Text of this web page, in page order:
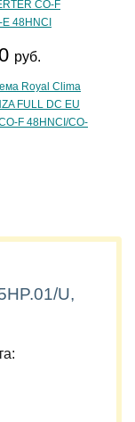
руб.
Royal Clima
FULL DC EU
F 48HNCI/CO-
U,